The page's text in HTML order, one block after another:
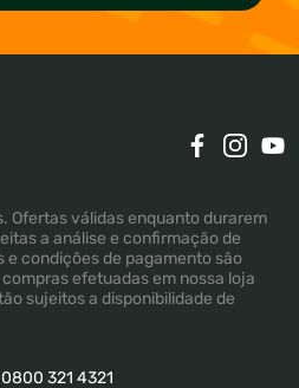
Ofertas válidas enquanto durarem
a análise e confirmação de
e condições de pagamento são
efetuadas em nossa loja
sujeitos a disponibilidade de
0800 321 4321